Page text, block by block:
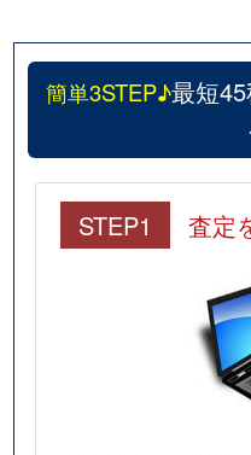
簡単3STEP♪最短
STEP1 査定